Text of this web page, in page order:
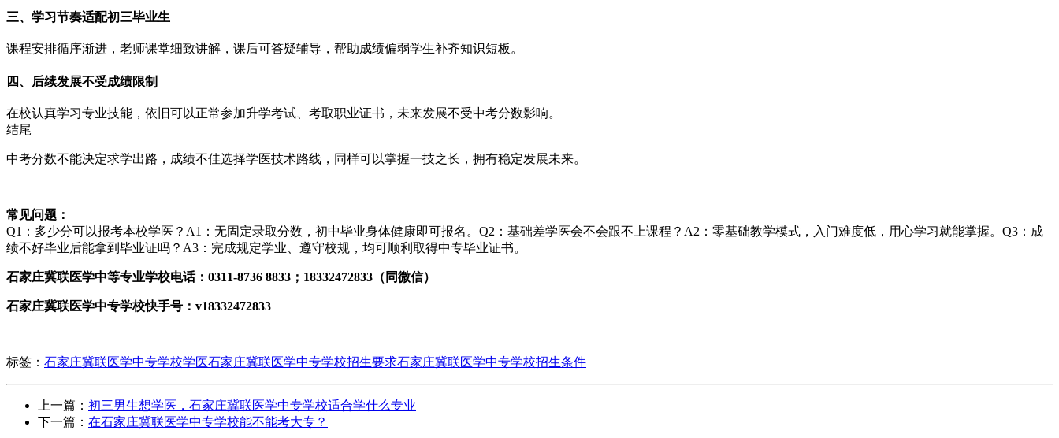
三、学习节奏适配初三毕业生
课程安排循序渐进，老师课堂细致讲解，课后可答疑辅导，帮助成绩偏弱学生补齐知识短板。
四、后续发展不受成绩限制
在校认真学习专业技能，依旧可以正常参加升学考试、考取职业证书，未来发展不受中考分数影响。
结尾
中考分数不能决定求学出路，成绩不佳选择学医技术路线，同样可以掌握一技之长，拥有稳定发展未来。
常见问题：
Q1：多少分可以报考本校学医？A1：无固定录取分数，初中毕业身体健康即可报名。Q2：基础差学医会不会跟不上课程？A2：零基础教学模式，入门难度低，用心学习就能掌握。Q3：成
绩不好毕业后能拿到毕业证吗？A3：完成规定学业、遵守校规，均可顺利取得中专毕业证书。
石家庄冀联医学中等专业学校电话：0311-8736 8833；18332472833（同微信）
石家庄冀联医学中专学校快手号：v18332472833
标签： 石家庄冀联医学中专学校学医石家庄冀联医学中专学校招生要求石家庄冀联医学中专学校招生条件
上一篇： 初三男生想学医，石家庄冀联医学中专学校适合学什么专业
下一篇： 在石家庄冀联医学中专学校能不能考大专？